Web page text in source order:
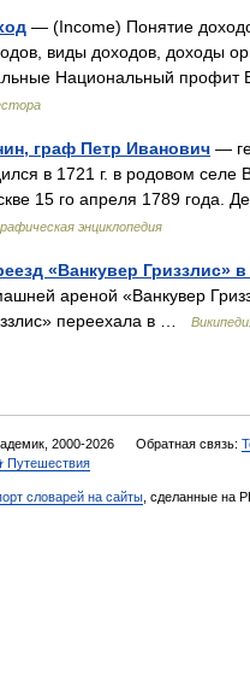
— (Income) Понятие
виды доходов, доходы
Национальный
граф Петр Иванович —
в 1721 г. в родовом селе
15 го апреля 1789 года.
энциклопедия
«Ванкувер Гриззлис»
ареной «Ванкувер
переехала в …
2000-2026 Обратная связь:
Путешествия
словарей на сайты , сделанные на